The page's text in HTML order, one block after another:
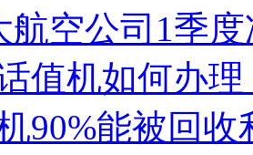
航空公司1季
值机如何办理
90%能被回收